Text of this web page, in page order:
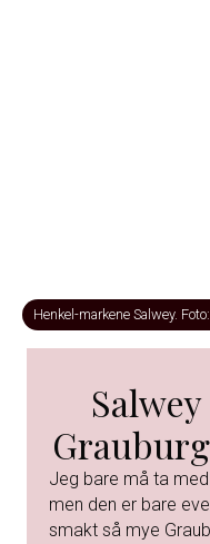
Henkel-markene Salwey.
Jeg bare må ta med
men den er bare
smakt så mye